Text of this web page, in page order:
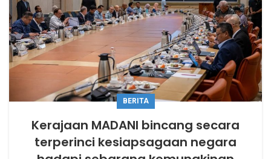
BERITA
Kerajaan MADANI bincang secara
terperinci kesiapsagaan negara